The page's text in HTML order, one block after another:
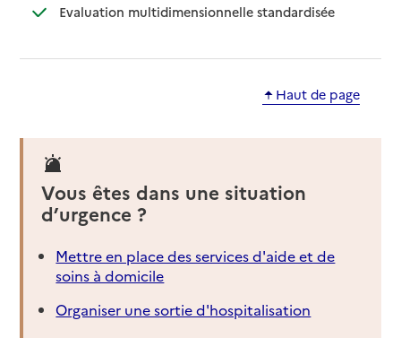
Evaluation multidimensionnelle standardisée: disponible
: non
Haut de page
Vous êtes dans une situation
d’urgence ?
Mettre en place des services d'aide et de
soins à domicile
Organiser une sortie d'hospitalisation